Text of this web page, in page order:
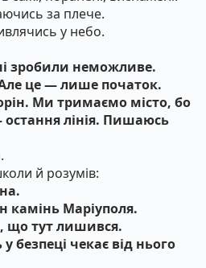
за плече.
у небо.
зробили неможливе.
це — лише початок.
Ми тримаємо місто, бо
лінія. Пишаюсь
й розумів:
камінь Маріуполя.
що тут лишився.
безпеці чекає від нього